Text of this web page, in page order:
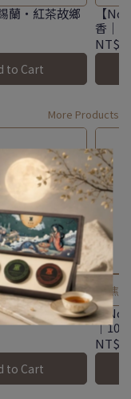
首選！
蘭・紅茶故鄉
to Cart
【
香｜
More Products
佛手柑，口感豐
平衡。
瑰伯爵紅茶｜
to Cart
"焦
【
｜